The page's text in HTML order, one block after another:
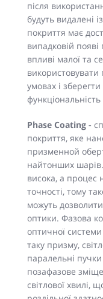
після
будуть видалені
покриття має
випадковій
впливі малої та
умовах і
Phase Coating -
покриття, яке
призменной
найтонших шарів.
висока, а процес
точності, тому
можуть
оптики. Фазова
оптичної
таку призму,
паралельні
позафазове
світлової хвилі,